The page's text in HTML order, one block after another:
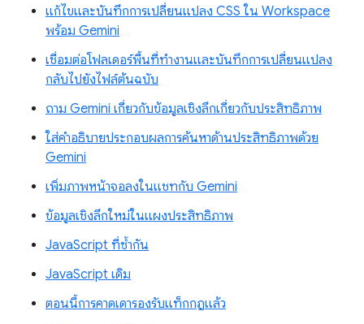
แก้ไขและบันทึกการเปลี่ยนแปลง CSS ใน Workspace
พร้อม Gemini
เชื่อมต่อโฟลเดอร์พื้นที่ทำงานและบันทึกการเปลี่ยนแปลง
กลับไปยังไฟล์ต้นฉบับ
ถาม Gemini เกี่ยวกับข้อมูลเชิงลึกเกี่ยวกับประสิทธิภาพ
ใส่คำอธิบายประกอบผลการค้นหาด้านประสิทธิภาพด้วย
Gemini
เพิ่มภาพหน้าจอลงในแชทกับ Gemini
ข้อมูลเชิงลึกใหม่ในแผงประสิทธิภาพ
JavaScript ที่ซ้ำกัน
JavaScript เดิม
ตอนนี้การคาดเดารองรับแท็กกฎแล้ว